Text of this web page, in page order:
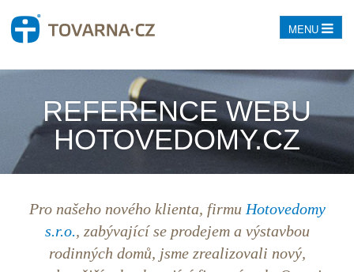
MENU
REFERENCE WEBU
HOTOVEDOMY.CZ
Pro našeho nového klienta, firmu Hotovedomy
s.r.o., zabývající se prodejem a výstavbou
rodinných domů, jsme zrealizovali nový,